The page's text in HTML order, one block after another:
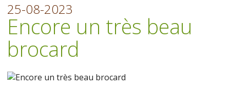
25-08-2023
Encore un très beau
brocard